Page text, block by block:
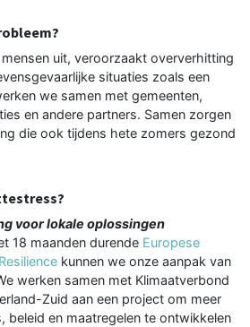
uit, veroorzaakt oververhitting
situaties zoals een
we samen met gemeenten,
en andere partners. Samen zorgen
die ook tijdens hete zomers gezond
voor lokale oplossingen
18 maanden durende Europese
kunnen we onze aanpak van
werken samen met Klimaatverbond
Zuid aan een project om meer
beleid en maatregelen te ontwikkelen